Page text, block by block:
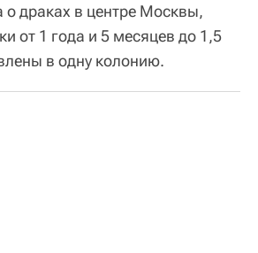
о драках в центре Москвы,
от 1 года и 5 месяцев до 1,5
в одну колонию.